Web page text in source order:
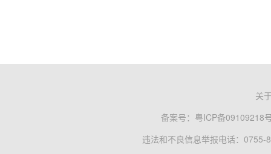
关
备案号： 粤ICP备09109218
违法和不良信息举报电话：0755-